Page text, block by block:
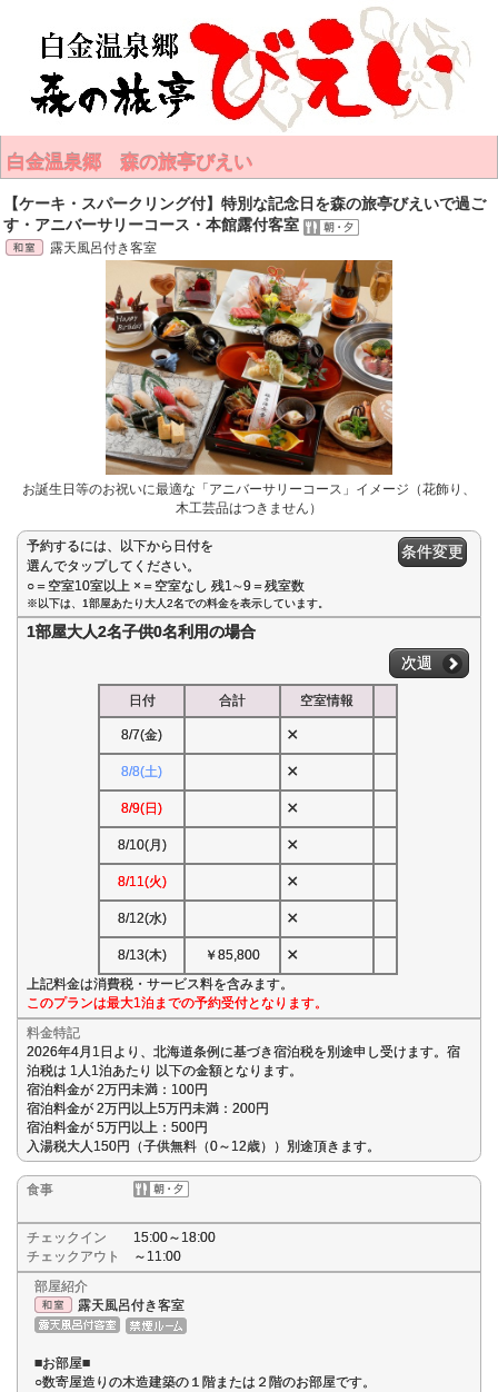
白金温泉郷 森の旅亭びえい
【ケーキ・スパークリング付】特別な記念日を森の旅亭びえいで過ご
す・アニバーサリーコース・本館露付客室
露天風呂付き客室
お誕生日等のお祝いに最適な「アニバーサリーコース」イメージ（花飾り、
木工芸品はつきません）
予約するには、以下から日付を
選んでタップしてください。
○＝空室10室以上 ×＝空室なし 残1∼9＝残室数
条件変更
※以下は、1部屋あたり大人2名での料金を表示しています。
1部屋大人2名子供0名利用の場合
次週
日付 合計 空室情報
8/7(金) ×
8/8(土) ×
8/9(日) ×
8/10(月) ×
8/11(火) ×
8/12(水) ×
8/13(木) ￥85,800 ×
上記料金は消費税・サービス料を含みます。
このプランは最大1泊までの予約受付となります。
料金特記
2026年4月1日より、北海道条例に基づき宿泊税を別途申し受けます。宿
泊税は 1人1泊あたり 以下の金額となります。
宿泊料金が 2万円未満：100円
宿泊料金が 2万円以上5万円未満：200円
宿泊料金が 5万円以上：500円
入湯税大人150円（子供無料（0～12歳））別途頂きます。
食事
チェックイン
15:00～18:00
チェックアウト
～11:00
部屋紹介
露天風呂付き客室
■お部屋■
○数寄屋造りの木造建築の１階または２階のお部屋です。